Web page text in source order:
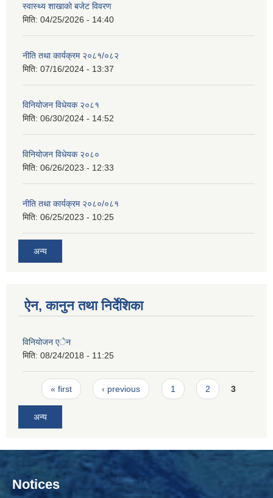
स्वास्थ्य शाखाको बजेट विवरण
मिति: 04/25/2026 - 14:40
नीति तथा कार्यक्रम २०८१/०८२
मिति: 07/16/2024 - 13:37
विनियोजन विधेयक २०८१
मिति: 06/30/2024 - 14:52
विनियोजन विधेयक २०८०
मिति: 06/26/2023 - 12:33
नीति तथा कार्यक्रम २०८०/०८१
मिति: 06/25/2023 - 10:25
अन्य
ऐन, कानुन तथा निर्देशिका
विनियाेजन एेन
मिति: 08/24/2018 - 11:25
Pages
« first ‹ previous 1 2 3
अन्य
Notices